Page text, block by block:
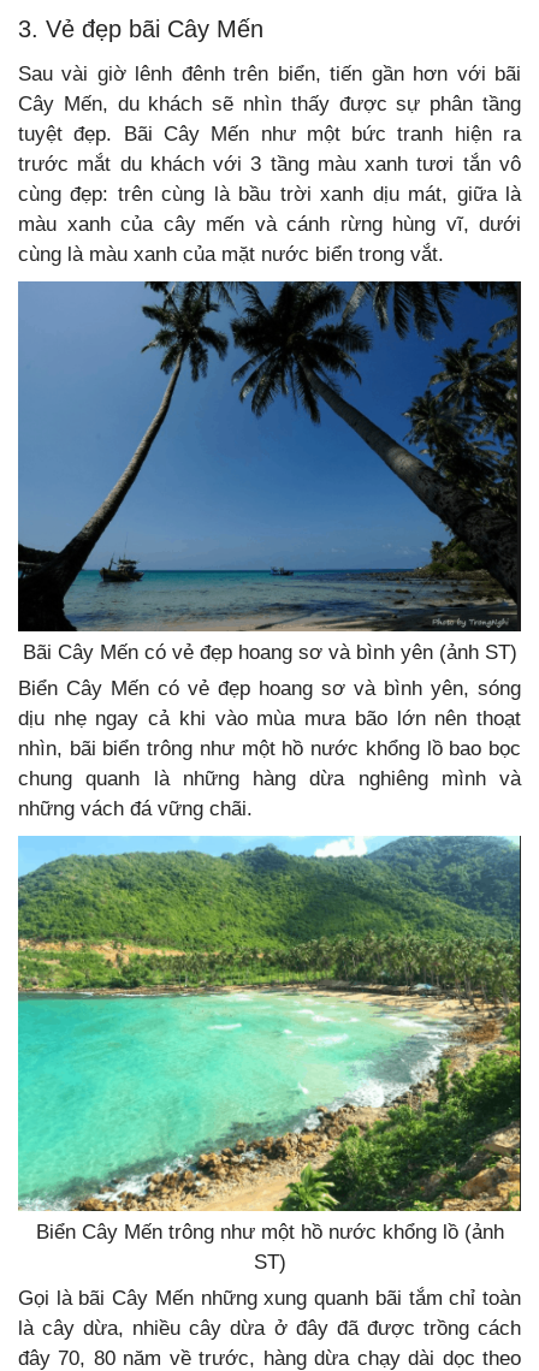
3. Vẻ đẹp bãi Cây Mến
Sau vài giờ lênh đênh trên biển, tiến gần hơn với bãi
Cây Mến, du khách sẽ nhìn thấy được sự phân tầng
tuyệt đẹp. Bãi Cây Mến như một bức tranh hiện ra
trước mắt du khách với 3 tầng màu xanh tươi tắn vô
cùng đẹp: trên cùng là bầu trời xanh dịu mát, giữa là
màu xanh của cây mến và cánh rừng hùng vĩ, dưới
cùng là màu xanh của mặt nước biển trong vắt.
Bãi Cây Mến có vẻ đẹp hoang sơ và bình yên (ảnh ST)
Biển Cây Mến có vẻ đẹp hoang sơ và bình yên, sóng
dịu nhẹ ngay cả khi vào mùa mưa bão lớn nên thoạt
nhìn, bãi biển trông như một hồ nước khổng lồ bao bọc
chung quanh là những hàng dừa nghiêng mình và
những vách đá vững chãi.
Biển Cây Mến trông như một hồ nước khổng lồ (ảnh
ST)
Gọi là bãi Cây Mến những xung quanh bãi tắm chỉ toàn
là cây dừa, nhiều cây dừa ở đây đã được trồng cách
đây 70, 80 năm về trước, hàng dừa chạy dài dọc theo